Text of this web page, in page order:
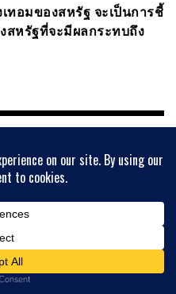
ทอมของสหรัฐ จะเป็นการชี้
สหรัฐที่จะมีผลกระทบถึง
มาจากวิกฤตเศรษฐกิจ :
าเอกอดีตหน่วยซีล ผู้สละชีพ
วง